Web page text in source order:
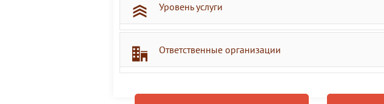
Уровень услуги
Ответственные организации